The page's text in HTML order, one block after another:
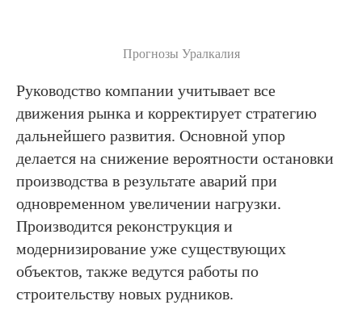
Прогнозы Уралкалия
Руководство компании учитывает все
движения рынка и корректирует стратегию
дальнейшего развития. Основной упор
делается на снижение вероятности остановки
производства в результате аварий при
одновременном увеличении нагрузки.
Производится реконструкция и
модернизирование уже существующих
объектов, также ведутся работы по
строительству новых рудников.